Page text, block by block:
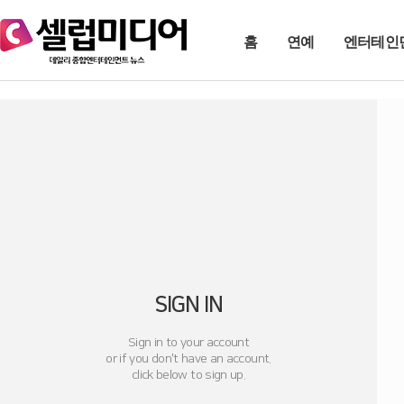
홈 연예 엔터테인
SIGN IN
Sign in to your account
or if you don't have an account.
click below to sign up.